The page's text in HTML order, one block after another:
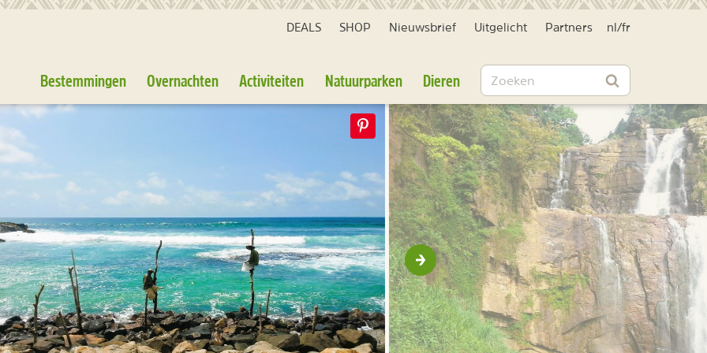
DEALS SHOP Nieuwsbrief Uitgelicht Partners nl /fr
Bestemmingen Overnachten Activiteiten Natuurparken Dieren Zoeken
Zoeken
Volgende